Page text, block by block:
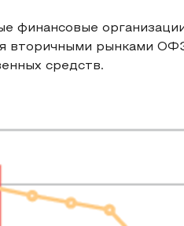
финансовые
вторичными рынками
средств.